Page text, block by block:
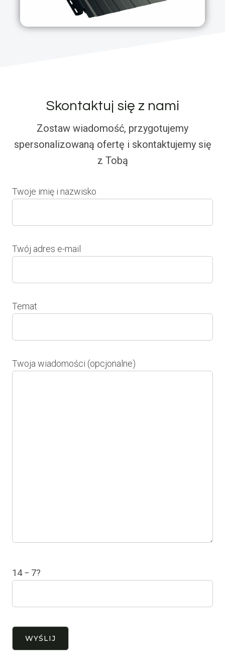
Skontaktuj się z nami
Zostaw wiadomość, przygotujemy
spersonalizowaną ofertę i skontaktujemy się
z Tobą
Twoje imię i nazwisko
Twój adres e-mail
Temat
Twoja wiadomości (opcjonalne)
14 − 7?